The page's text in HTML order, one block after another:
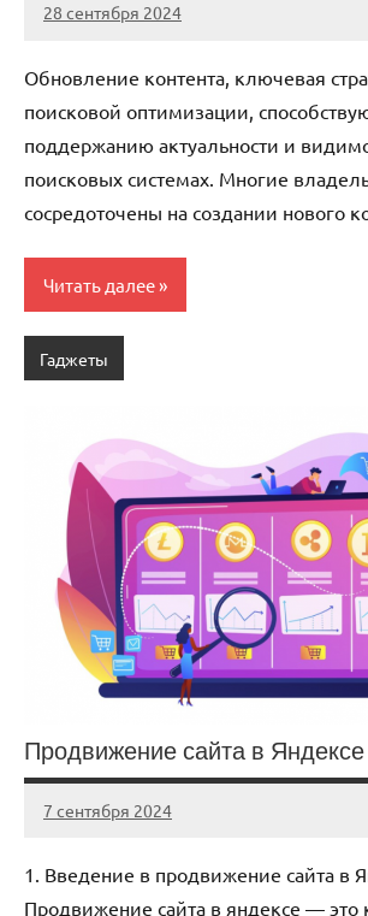
28 сентября 2024
Avtor
Нет
Обновление контента, ключевая
поисковой оптимизации,
поддержанию актуальности и
поисковых системах. Многие
сосредоточены на создании нового
Читать далее
Гаджеты
Продвижение сайта в Яндексе
7 сентября 2024
Avtor
Нет
1. Введение в продвижение сайта в
Продвижение сайта в яндексе — это